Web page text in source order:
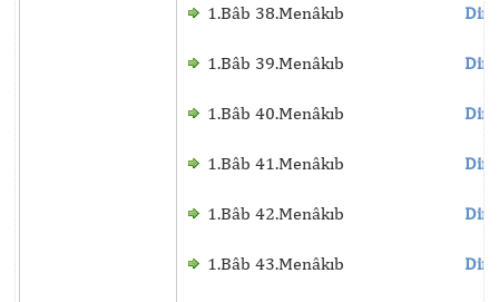
1.Bâb 38.Menâkıb
1.Bâb 39.Menâkıb
1.Bâb 40.Menâkıb
1.Bâb 41.Menâkıb
1.Bâb 42.Menâkıb
1.Bâb 43.Menâkıb